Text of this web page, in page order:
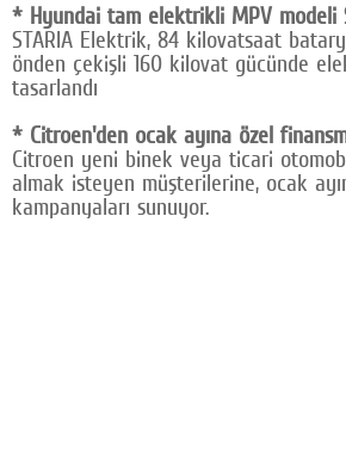
* Hyundai tam elektrikli MPV modeli
STARIA Elektrik, 84 kilovatsaat
önden çekişli 160 kilovat gücünde
tasarlandı
* Citroen'den ocak ayına özel
Citroen yeni binek veya ticari
almak isteyen müşterilerine, ocak
kampanyaları sunuyor.